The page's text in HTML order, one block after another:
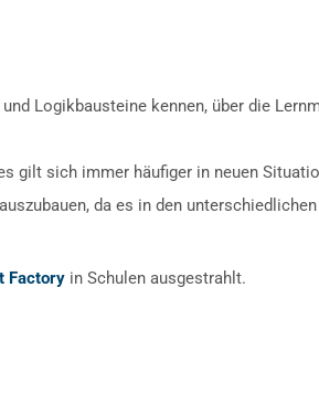
Logikbausteine kennen, über die
gilt sich immer häufiger in neuen
da es in den
Factory in Schulen ausgestrahlt.